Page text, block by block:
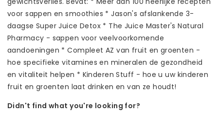
voor sappen en smoothies * Jason's afslankende 3-
daagse Super Juice Detox * The Juice Master's Natural
Pharmacy - sappen voor veelvoorkomende
aandoeningen * Compleet AZ van fruit en groenten -
hoe specifieke vitamines en mineralen de gezondheid
en vitaliteit helpen * Kinderen Stuff - hoe u uw kinderen
fruit en groenten laat drinken en van ze houdt!
Didn't find what you're looking for?